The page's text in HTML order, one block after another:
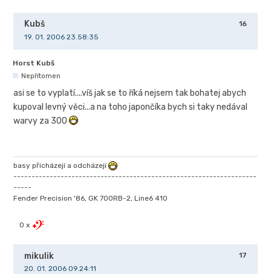
16
Kubš
19. 01. 2006 23.58:35
Horst Kubš
Nepřítomen
asi se to vyplatí....víš jak se to říká nejsem tak bohatej abych
kupoval levný věci...a na toho japončíka bych si taky nedával
warvy za 300
basy přicházejí a odcházejí
-------------------------------------------------------------------
-----
Fender Precision '86, GK 700RB-2, Line6 410
0 x
17
mikulik
20. 01. 2006 09.24:11